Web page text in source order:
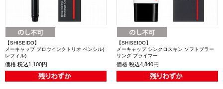
【SHISEIDO】
メーキャップ ブロウインクトリオ ペンシル(
レフィル)
価格 税込1,100円
【SHISEIDO】
メーキャップ シンクロスキン ソフトブラー
リング プライマー
価格 税込4,840円